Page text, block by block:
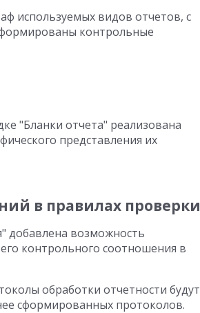
используемых видов отчетов, с
контрольные
"Бланки отчета" реализована
представления их
в правилах проверки
добавлена возможность
контрольного соотношения в
обработки отчетности будут
сформированных протоколов.